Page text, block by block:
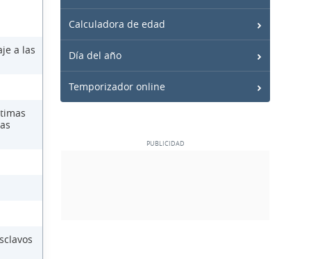
a las
Calculadora de edad
Día del año
Temporizador online